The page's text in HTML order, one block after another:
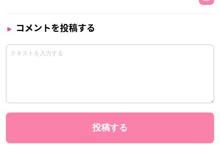
コメントを投稿する